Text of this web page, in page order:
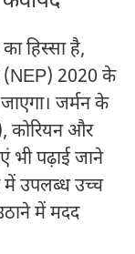
हिस्सा है,
(NEP) 2020 के
जर्मन के
कोरियन और
भी पढ़ाई जाने
में उपलब्ध उच्च
में मदद